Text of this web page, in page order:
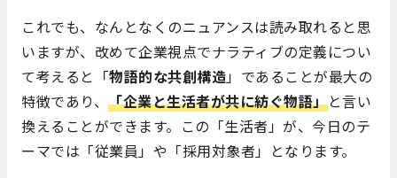
これでも、なんとなくのニュアンスは読み取れると思
いますが、改めて企業視点でナラティブの定義につい
て考えると「物語的な共創構造」であることが最大の
特徴であり、 「企業と生活者が共に紡ぐ物語」と言い
換えることができます。この「生活者」が、今日のテ
ーマでは「従業員」や「採用対象者」となります。